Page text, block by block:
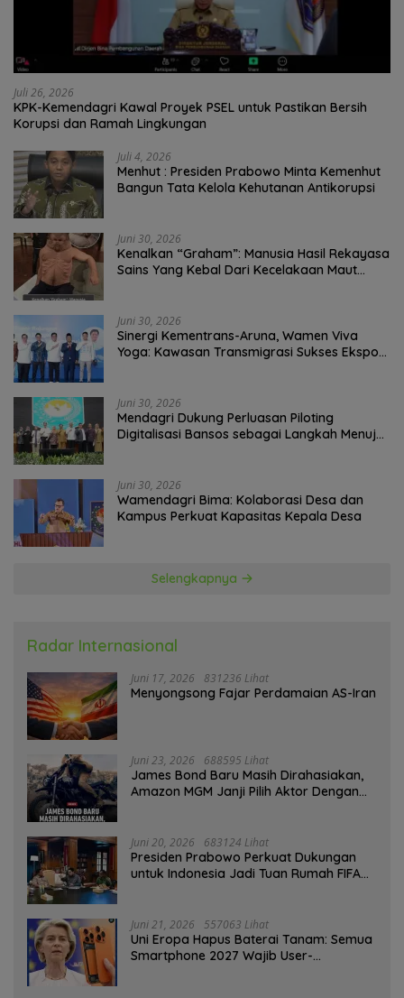
Juli 26, 2026
KPK-Kemendagri Kawal Proyek PSEL untuk Pastikan Bersih
Korupsi dan Ramah Lingkungan
Juli 4, 2026
Menhut : Presiden Prabowo Minta Kemenhut
Bangun Tata Kelola Kehutanan Antikorupsi
Juni 30, 2026
Kenalkan “Graham”: Manusia Hasil Rekayasa
Sains Yang Kebal Dari Kecelakaan Maut
Juni 30, 2026
Sinergi Kementrans-Aruna, Wamen Viva
Yoga: Kawasan Transmigrasi Sukses Ekspor
Juni 30, 2026
Mendagri Dukung Perluasan Piloting
Digitalisasi Bansos sebagai Langkah Menuju
Juni 30, 2026
Wamendagri Bima: Kolaborasi Desa dan
Kampus Perkuat Kapasitas Kepala Desa
Selengkapnya
Radar Internasional
Juni 17, 2026 831236 Lihat
Menyongsong Fajar Perdamaian AS-Iran
Juni 23, 2026 688595 Lihat
James Bond Baru Masih Dirahasiakan,
Amazon MGM Janji Pilih Aktor Dengan
Juni 20, 2026 683124 Lihat
Presiden Prabowo Perkuat Dukungan
untuk Indonesia Jadi Tuan Rumah FIFA
Juni 21, 2026 557063 Lihat
Uni Eropa Hapus Baterai Tanam: Semua
Smartphone 2027 Wajib User-